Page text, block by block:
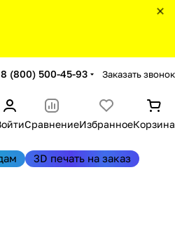
8 (800) 500-45-93 Заказать звонок
СравнениеИзбранноеКорзина
3D печать на заказ